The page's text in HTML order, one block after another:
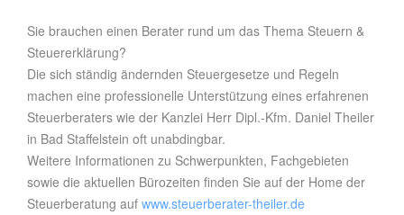
Sie brauchen einen Berater rund um das Thema Steuern &
Steuererklärung?
Die sich ständig ändernden Steuergesetze und Regeln
machen eine professionelle Unterstützung eines erfahrenen
Steuerberaters wie der Kanzlei Herr Dipl.-Kfm. Daniel Theiler
in Bad Staffelstein oft unabdingbar.
Weitere Informationen zu Schwerpunkten, Fachgebieten
sowie die aktuellen Bürozeiten finden Sie auf der Home der
Steuerberatung auf www.steuerberater-theiler.de